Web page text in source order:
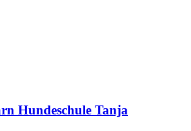
Hundeschule Tanja